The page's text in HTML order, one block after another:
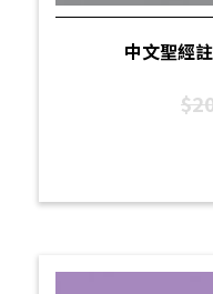
中文聖經
$